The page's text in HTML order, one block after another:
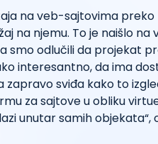
na veb-sajtovima preko
na njemu. To je naišlo na
smo odlučili da projekat
interesantno, da ima
zapravo sviđa kako to
za sajtove u obliku
unutar samih objekata“,